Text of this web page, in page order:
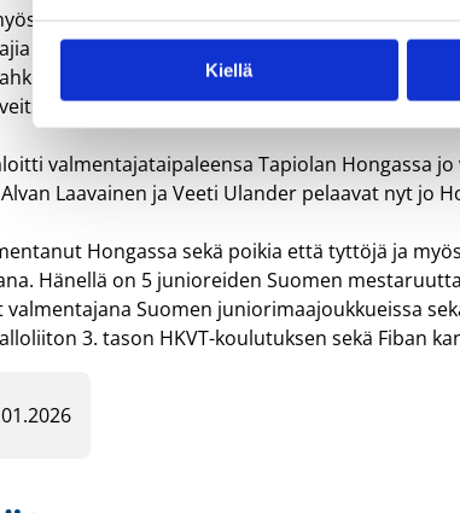
Kiellä
hänen valmennusosaamistaan. Toisaalta
kohti uusia haasteita ja siinä olemme myös
suunnitelmallisesta ja pelaajat
loistavasta rekrytoinnista,
valmentajataipaleensa Tapiolan Hongassa
Laavainen ja Veeti Ulander pelaavat nyt jo
Hongassa sekä poikia että tyttöjä ja
Hänellä on 5 junioreiden Suomen
Suomen juniorimaajoukkueissa
3. tason HKVT-koulutuksen sekä Fiban